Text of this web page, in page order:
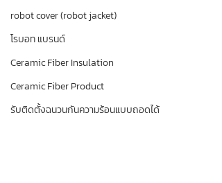
robot cover (robot jacket)
โรบอท แบรนด์
Ceramic Fiber Insulation
Ceramic Fiber Product
รับติดตั้งฉนวนกันความร้อนแบบถอดได้